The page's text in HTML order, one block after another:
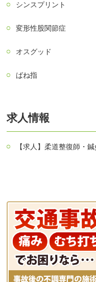
シンスプリント
変形性股関節症
オスグッド
ばね指
求人情報
【求人】柔道整復師・